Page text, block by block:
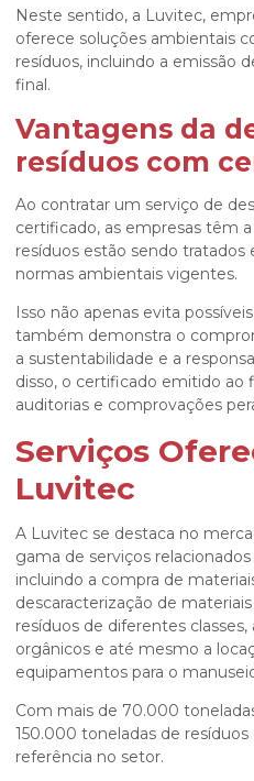
Neste sentido, a Luvitec,
oferece soluções ambientais
resíduos, incluindo a emissão
final.
Vantagens da
resíduos com
Ao contratar um serviço de
certificado, as empresas têm
resíduos estão sendo
normas ambientais vigentes.
Isso não apenas evita
também demonstra o
a sustentabilidade e a
disso, o certificado emitido ao
auditorias e comprovações
Serviços
Luvitec
A Luvitec se destaca no
gama de serviços
incluindo a compra de
descaracterização de
resíduos de diferentes
orgânicos e até mesmo a
equipamentos para o
Com mais de 70.000
150.000 toneladas de
referência no setor.